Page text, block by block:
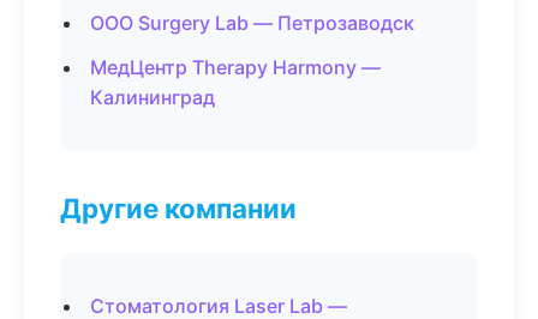
ООО Surgery Lab — Петрозаводск
МедЦентр Therapy Harmony —
Калининград
Другие компании
Стоматология Laser Lab —